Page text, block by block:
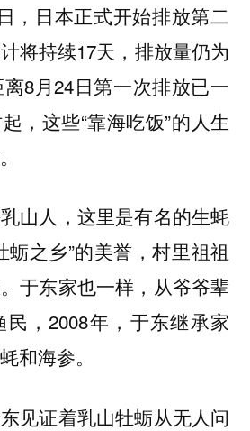
，日本正式开始排放第二
将持续17天，排放量仍为
8月24日第一次排放已一
，这些“靠海吃饭”的人生
山人，这里是有名的生蚝
蛎之乡”的美誉，村里祖祖
于东家也一样，从爷爷辈
，2008年，于东继承家
和海参。
见证着乳山牡蛎从无人问